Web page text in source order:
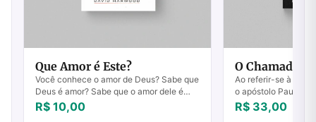
Que Amor é Este?
Você conhece o amor de Deus? Sabe que
Deus é amor? Sabe que o amor dele é
perfeito, que vai muito além do amor
humano? Nosso problema é que
R$ 10,00
O Chamado
Ao referir-se à
o apóstolo Paulo
chamado de Deus
11.29). Esse
R$ 33,00